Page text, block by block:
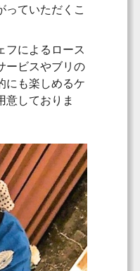
っていただくこ
フによるロース
ービスやブリの
にも楽しめるケ
意しておりま